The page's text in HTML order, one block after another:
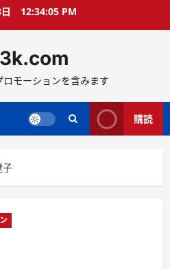
12:34:06 PM
ロモーションを含みます
購読
子